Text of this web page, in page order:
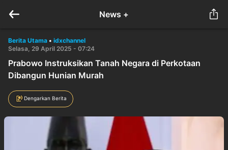
News +
Berita Utama • idxchannel
Selasa, 29 April 2025 - 07:24
Prabowo Instruksikan Tanah Negara di Perkotaan
Dibangun Hunian Murah
Dengarkan Berita